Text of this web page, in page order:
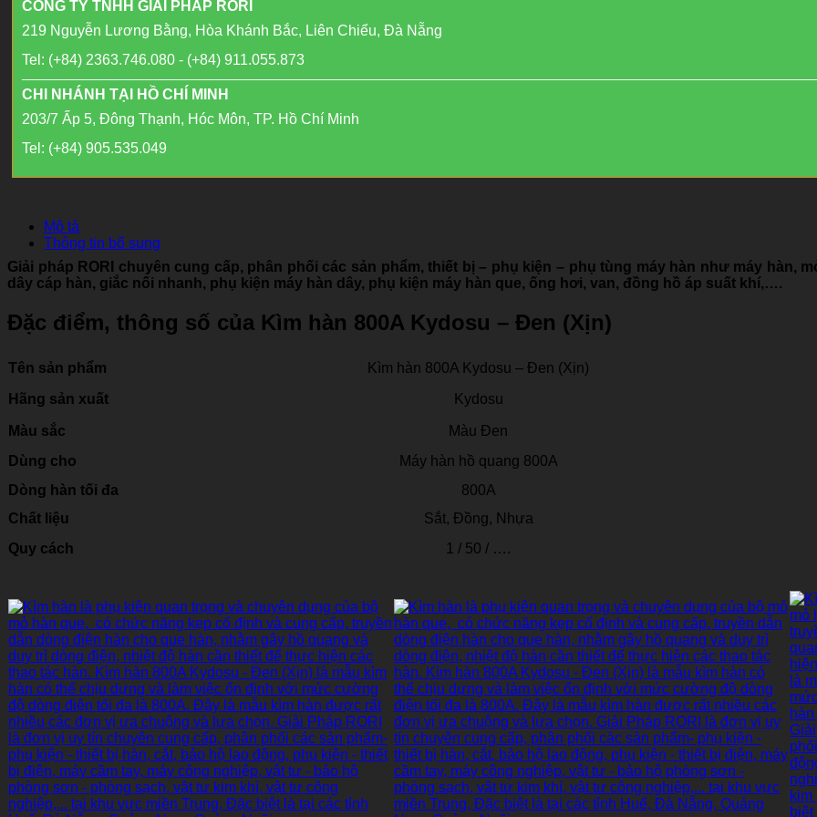
CÔNG TY TNHH GIẢI PHÁP RORI
219 Nguyễn Lương Bằng, Hòa Khánh Bắc, Liên Chiểu, Đà Nẵng
Tel: (+84) 2363.746.080 - (+84) 911.055.873
CHI NHÁNH TẠI HỒ CHÍ MINH
203/7 Ấp 5, Đông Thạnh, Hóc Môn, TP. Hồ Chí Minh
Tel: (+84) 905.535.049
Mô tả
Thông tin bổ sung
Giải pháp RORI chuyên cung cấp, phân phối các sản phẩm, thiết bị – phụ kiện – phụ tùng máy hàn như máy hàn,
dây cáp hàn, giắc nối nhanh, phụ kiện máy hàn dây, phụ kiện máy hàn que, ống hơi, van, đồng hồ áp suất khí,….
Đặc điểm, thông số của Kìm hàn 800A Kydosu – Đen (Xịn)
Tên sản phẩm
Kìm hàn 800A Kydosu – Đen (Xịn)
Hãng sản xuất
Kydosu
Màu sắc
Màu Đen
Dùng cho
Máy hàn hồ quang 800A
Dòng hàn tối đa
800A
Chất liệu
Sắt, Đồng, Nhựa
Quy cách
1 / 50 / ….